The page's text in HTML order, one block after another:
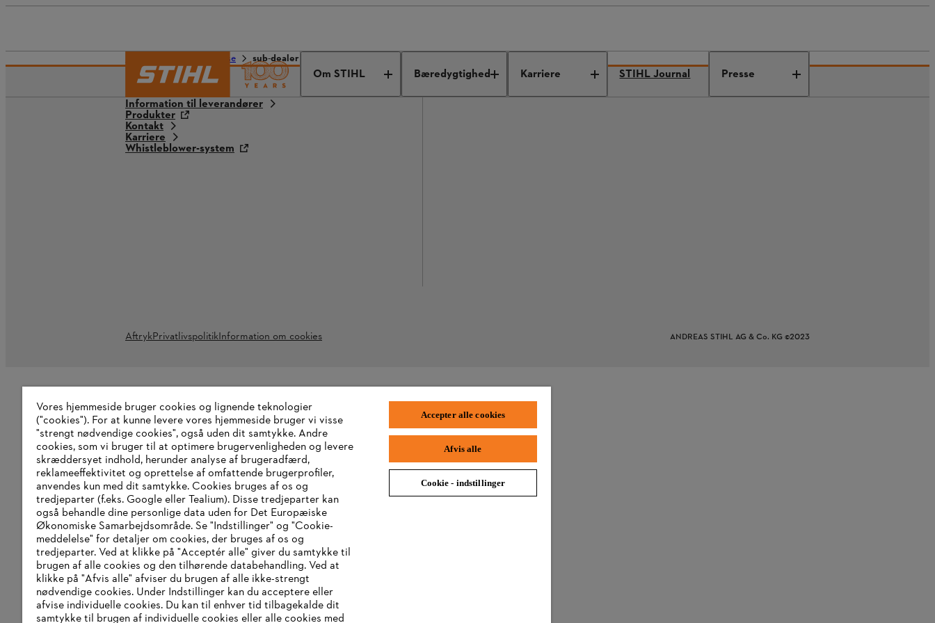
Om STIHL Bæredygtighed Karriere STIHL Journal Presse
Presse sub-dealer conference in 2017
Information til leverandører
Produkter
Kontakt
Karriere
Whistleblower-system
AftrykPrivatlivspolitikInformation om cookies ANDREAS STIHL AG & Co. KG ©2023
Vores hjemmeside bruger cookies og lignende teknologier
("cookies"). For at kunne levere vores hjemmeside bruger vi visse
"strengt nødvendige cookies", også uden dit samtykke. Andre
cookies, som vi bruger til at optimere brugervenligheden og levere
skræddersyet indhold, herunder analyse af brugeradfærd,
reklameeffektivitet og oprettelse af omfattende brugerprofiler,
anvendes kun med dit samtykke. Cookies bruges af os og
tredjeparter (f.eks. Google eller Tealium). Disse tredjeparter kan
også behandle dine personlige data uden for Det Europæiske
Økonomiske Samarbejdsområde. Se "Indstillinger" og "Cookie-
meddelelse" for detaljer om cookies, der bruges af os og
tredjeparter. Ved at klikke på "Acceptér alle" giver du samtykke til
brugen af alle cookies og den tilhørende databehandling. Ved at
klikke på "Afvis alle" afviser du brugen af alle ikke-strengt
nødvendige cookies. Under Indstillinger kan du acceptere eller
afvise individuelle cookies. Du kan til enhver tid tilbagekalde dit
samtykke til brugen af individuelle cookies eller alle cookies med
Accepter alle cookies
Afvis alle
Cookie - indstillinger